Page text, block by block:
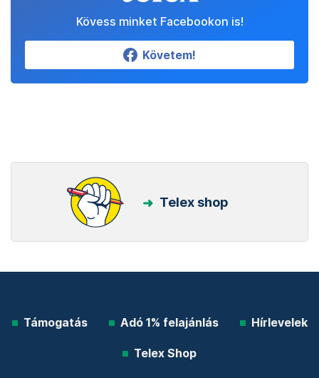
Kövess minket Facebookon is!
Követem!
Telex shop
Támogatás Adó 1% felajánlás Hírlevelek
Telex Shop